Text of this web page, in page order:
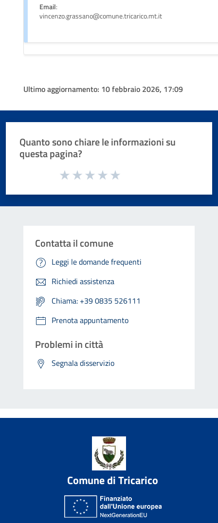
Email:
vincenzo.grassano@comune.tricarico.mt.it
Ultimo aggiornamento: 10 febbraio 2026, 17:09
Quanto sono chiare le informazioni su
questa pagina?
Valuta da 1 a 5 stelle la pagina
Contatta il comune
Leggi le domande frequenti
Richiedi assistenza
Chiama: +39 0835 526111
Prenota appuntamento
Problemi in città
Segnala disservizio
Comune di Tricarico